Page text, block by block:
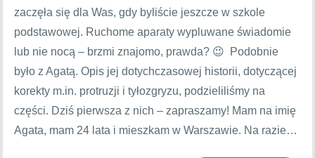
zaczęła się dla Was, gdy byliście jeszcze w szkole
podstawowej. Ruchome aparaty wypluwane świadomie
lub nie nocą – brzmi znajomo, prawda? 😉 Podobnie
było z Agatą. Opis jej dotychczasowej historii, dotyczącej
korekty m.in. protruzji i tyłozgryzu, podzieliliśmy na
części. Dziś pierwsza z nich – zapraszamy! Mam na imię
Agata, mam 24 lata i mieszkam w Warszawie. Na razie…